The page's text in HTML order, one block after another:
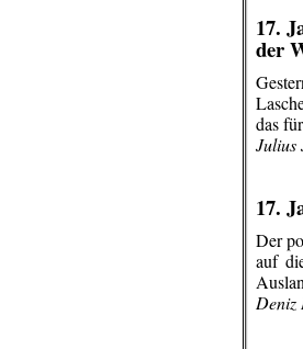
17.
der
das
Julius
17.
Der
auf